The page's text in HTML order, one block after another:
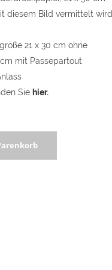
diesem Bild vermittelt wird,
21 x 30 cm ohne
mit Passepartout
Sie hier.